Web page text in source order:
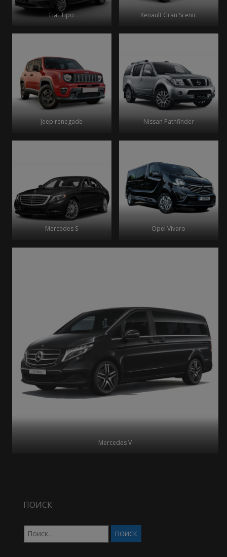
Fiat Tipo Renault Gran Scenic
Jeep renegade Nissan Pathfinder
Mercedes S Opel Vivaro
Mercedes V
ПОИСК
Найти: